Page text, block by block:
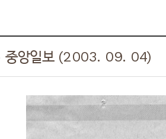
중앙일보 (2003. 09. 04)